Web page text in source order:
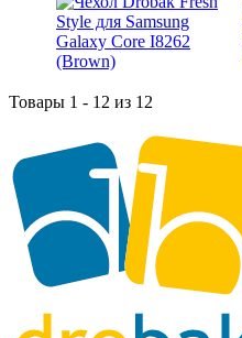
Товары 1 - 12 из 12